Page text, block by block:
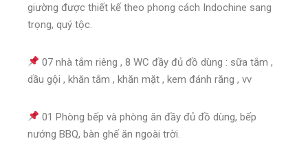
giường được thiết kế theo phong cách Indochine sang
trọng, quý tộc.
07 nhà tắm riêng , 8 WC đầy đủ đồ dùng : sữa tắm ,
dầu gội , khăn tắm , khăn mặt , kem đánh răng , vv
01 Phòng bếp và phòng ăn đầy đủ đồ dùng, bếp
nướng BBQ, bàn ghế ăn ngoài trời.